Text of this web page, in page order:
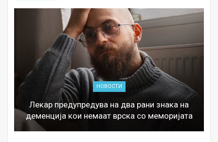
НОВОСТИ
Лекар предупредува на два рани знака на
деменција кои немаат врска со меморијата